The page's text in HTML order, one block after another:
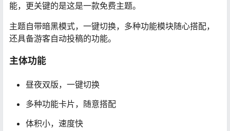
能，更关键的是这是一款免费主题。
主题自带暗黑模式，一键切换，多种功能模块随心搭配，
还具备游客自动投稿的功能。
主体功能
昼夜双版，一键切换
多种功能卡片，随意搭配
体积小，速度快